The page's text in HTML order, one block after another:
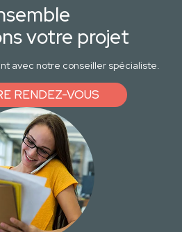
votre projet
avec notre conseiller spécialiste.
RENDEZ-VOUS